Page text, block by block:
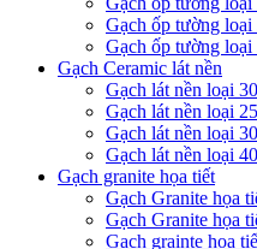
Gạch ốp tường
Gạch ốp tường
Gạch Ceramic lát nền
Gạch lát nền loại
Gạch lát nền loại
Gạch lát nền loại
Gạch lát nền loại
Gạch granite họa tiết
Gạch Granite họa
Gạch Granite họa
Gạch grainte họa